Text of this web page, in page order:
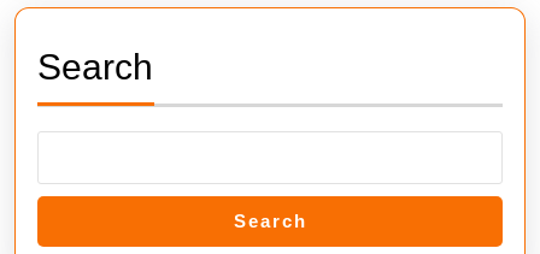
Search
Search